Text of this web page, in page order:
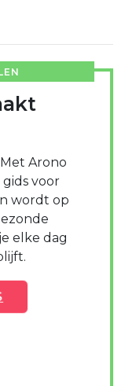
Arono
voor
wordt op
elke dag